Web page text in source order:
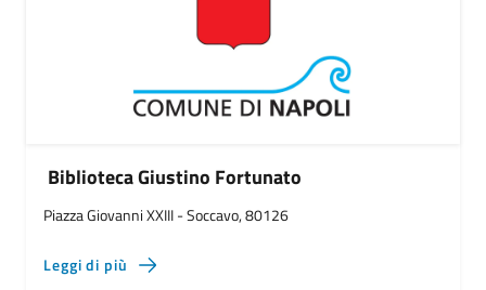
Biblioteca Giustino Fortunato
Piazza Giovanni XXIII - Soccavo, 80126
Leggi di più